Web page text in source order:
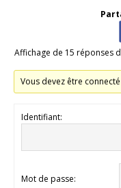
Affichage de 15 réponses
Vous devez être
Identifiant:
Mot de passe: